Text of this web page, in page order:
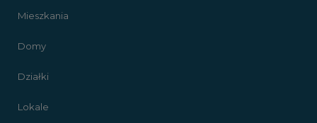
Mieszkania
Domy
Działki
Lokale